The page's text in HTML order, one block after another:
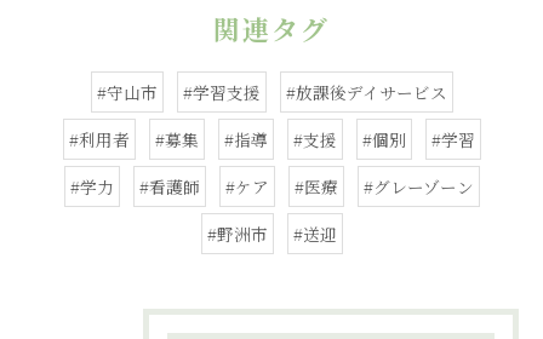
関連タグ
#守山市 #学習支援
#放課後デイサービス
#利用者
#募集 #指導 #支援 #個別
#学習
#学力
#看護師 #ケア #医療
#グレーゾーン
#野洲市
#送迎